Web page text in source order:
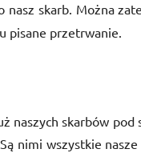
skarb. Można
pisane przetrwanie.
naszych skarbów
nimi wszystkie nasze